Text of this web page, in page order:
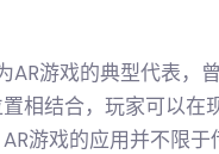
AR游戏的典型代表
相结合，玩家可以在
游戏的应用并不限